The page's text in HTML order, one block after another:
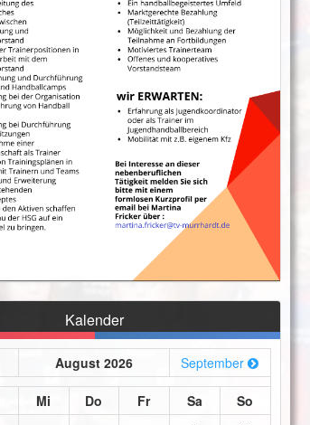
Kalender
August 2026 September
Mi Do Fr Sa
So